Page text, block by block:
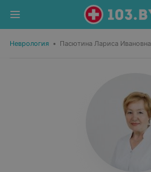
Неврология • Пасютина Лариса Ивановна